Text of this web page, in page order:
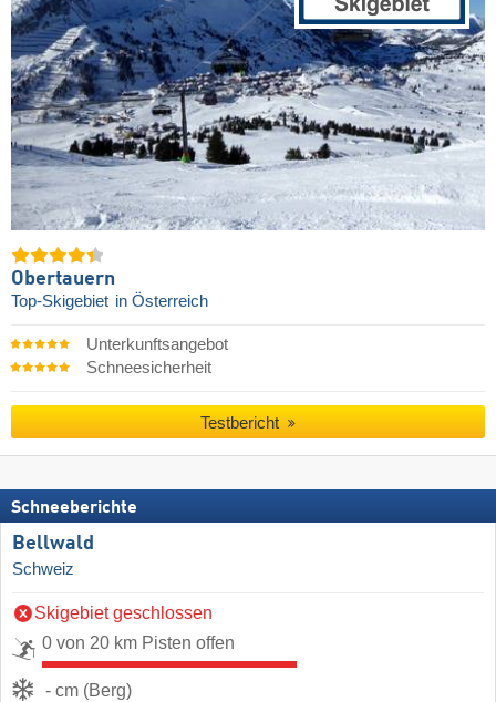
Obertauern
Top-Skigebiet in Österreich
Unterkunftsangebot
Schneesicherheit
Testbericht
Schneeberichte
Bellwald
Schweiz
Skigebiet geschlossen
0 von 20 km Pisten offen
- cm (Berg)